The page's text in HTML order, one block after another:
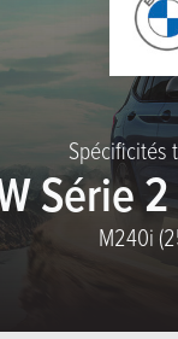
Spécificités
Série
M240i